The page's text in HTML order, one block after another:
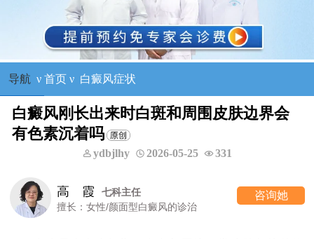
导航 ν 首页ν 白癜风症状
白癜风刚长出来时白斑和周围皮肤边界会
有色素沉着吗
ydbjlhy 2026-05-25 331
主任
型白癜风的诊治
咨询她 王树申
一
擅长：外科